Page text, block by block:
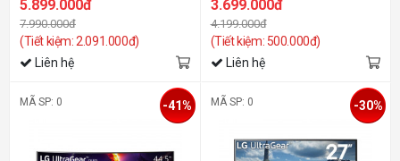
5.899.000đ
7.990.000đ
(Tiết kiệm: 2.091.000đ)
Liên hệ
3.699.000đ
4.199.000đ
(Tiết kiệm: 500.000đ)
Liên hệ
MÃ SP: 0 -41% MÃ SP: 0 -30%